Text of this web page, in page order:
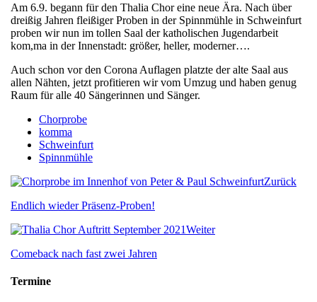
Am 6.9. begann für den Thalia Chor eine neue Ära. Nach über
dreißig Jahren fleißiger Proben in der Spinnmühle in Schweinfurt
proben wir nun im tollen Saal der katholischen Jugendarbeit
kom,ma in der Innenstadt: größer, heller, moderner….
Auch schon vor den Corona Auflagen platzte der alte Saal aus
allen Nähten, jetzt profitieren wir vom Umzug und haben genug
Raum für alle 40 Sängerinnen und Sänger.
Chorprobe
komma
Schweinfurt
Spinnmühle
Zurück
Endlich wieder Präsenz-Proben!
Weiter
Comeback nach fast zwei Jahren
Termine